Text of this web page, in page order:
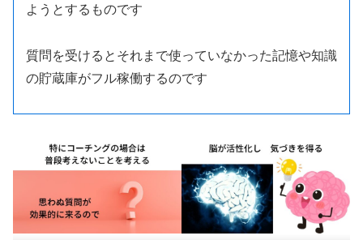
ようとするものです
質問を受けるとそれまで使っていなかった記憶や知識
の貯蔵庫がフル稼働するのです